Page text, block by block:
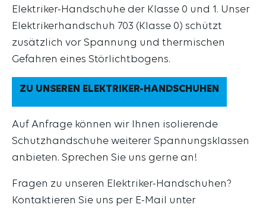
Elektriker-Handschuhe der Klasse 0 und 1. Unser
Elektrikerhandschuh 703 (Klasse 0) schützt
zusätzlich vor Spannung und thermischen
Gefahren eines Störlichtbogens.
ZU UNSEREN ELEKTRIKER-HANDSCHUHEN
Auf Anfrage können wir Ihnen isolierende
Schutzhandschuhe weiterer Spannungsklassen
anbieten. Sprechen Sie uns gerne an!
Fragen zu unseren Elektriker-Handschuhen?
Kontaktieren Sie uns per E-Mail unter